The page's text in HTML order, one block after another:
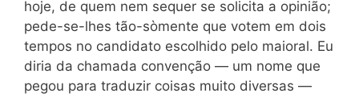
hoje, de quem nem sequer se solicita a opinião;
pede-se-lhes tão-sòmente que votem em dois
tempos no candidato escolhido pelo maioral. Eu
diria da chamada convenção — um nome que
pegou para traduzir coisas muito diversas —